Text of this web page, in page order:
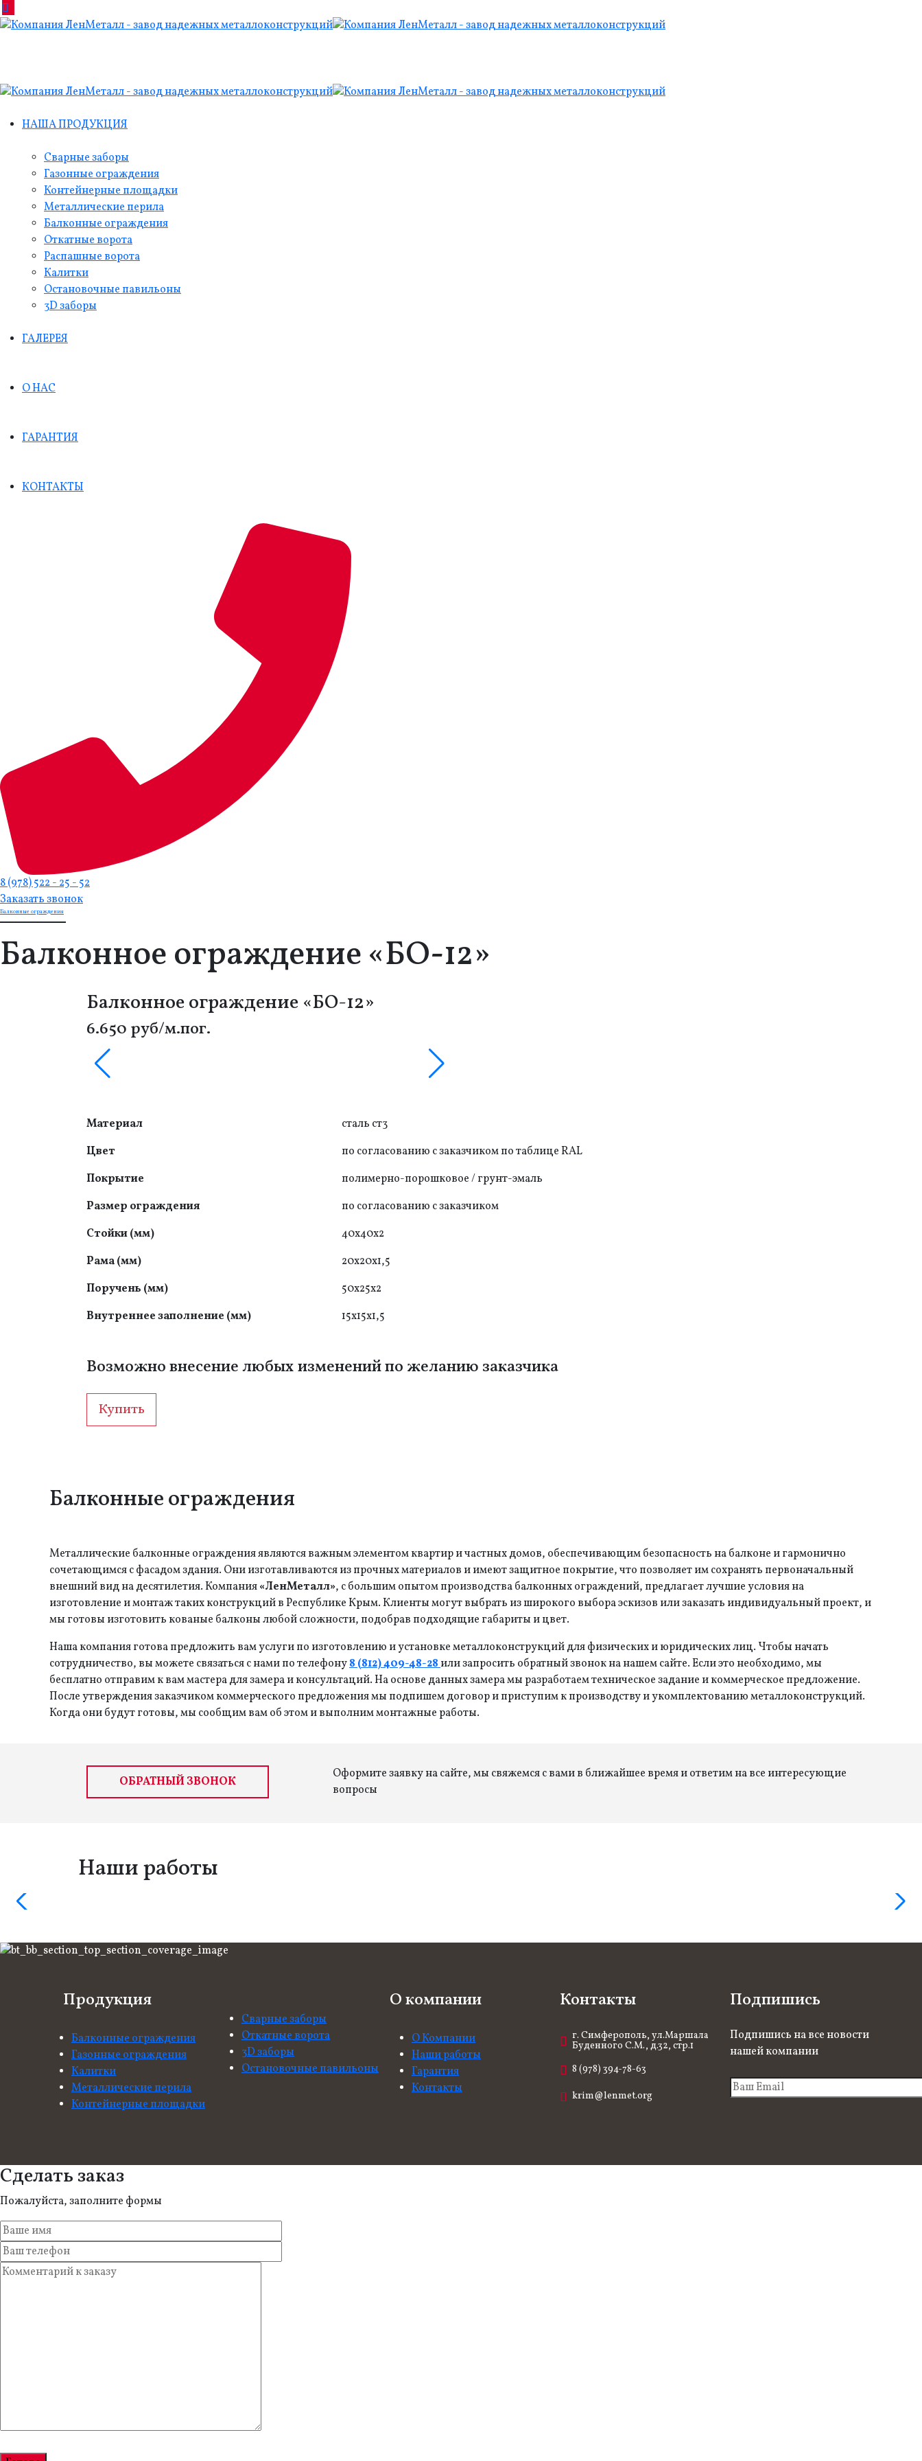
НАША ПРОДУКЦИЯ
Сварные заборы
Газонные ограждения
Контейнерные площадки
Металлические перила
Балконные ограждения
Откатные ворота
Распашные ворота
Калитки
Остановочные павильоны
3D заборы
ГАЛЕРЕЯ
О НАС
ГАРАНТИЯ
КОНТАКТЫ
8 (978) 522 - 25 - 52
Заказать звонок
Балконные ограждения
Балконное ограждение «БО-12»
Балконное ограждение «БО-12»
6.650 руб/м.пог.
Материал
сталь ст3
Цвет
по согласованию с заказчиком по таблице RAL
Покрытие
полимерно-порошковое / грунт-эмаль
Размер ограждения
по согласованию с заказчиком
Стойки (мм)
40x40x2
Рама (мм)
20x20x1,5
Поручень (мм)
50x25x2
Внутреннее заполнение (мм)
15x15x1,5
Возможно внесение любых изменений по желанию заказчика
Купить
Балконные ограждения
Металлические балконные ограждения являются важным элементом квартир и частных домов, обеспечивающим безопасность на балконе и гармонично
сочетающимся с фасадом здания. Они изготавливаются из прочных материалов и имеют защитное покрытие, что позволяет им сохранять первоначальный
внешний вид на десятилетия. Компания«ЛенМеталл», с большим опытом производства балконных ограждений, предлагает лучшие условия на
изготовление и монтаж таких конструкций в Республике Крым. Клиенты могут выбрать из широкого выбора эскизов или заказать индивидуальный проект, и
мы готовы изготовить кованые балконы любой сложности, подобрав подходящие габариты и цвет.
Наша компания готова предложить вам услуги по изготовлению и установке металлоконструкций для физических и юридических лиц. Чтобы начать
сотрудничество, вы можете связаться с нами по телефону8 (812) 409-48-28или запросить обратный звонок на нашем сайте. Если это необходимо, мы
бесплатно отправим к вам мастера для замера и консультаций. На основе данных замера мы разработаем техническое задание и коммерческое предложение.
После утверждения заказчиком коммерческого предложения мы подпишем договор и приступим к производству и укомплектованию металлоконструкций.
Когда они будут готовы, мы сообщим вам об этом и выполним монтажные работы.
ОБРАТНЫЙ ЗВОНОК
Оформите заявку на сайте, мы свяжемся с вами в ближайшее время и ответим на все интересующие
вопросы
Наши работы
Продукция
Балконные ограждения
Газонные ограждения
Калитки
Металлические перила
Контейнерные площадки
Сварные заборы
Откатные ворота
3D заборы
Остановочные павильоны
О компании
О Компании
Наши работы
Гарантия
Контакты
Контакты
г. Симферополь, ул.Маршала
Буденного С.М., д.32, стр.1
8 (978) 394-78-63
krim@lenmet.org
Подпишись
Подпишись на все новости
нашей компании
Сделать заказ
Пожалуйста, заполните формы